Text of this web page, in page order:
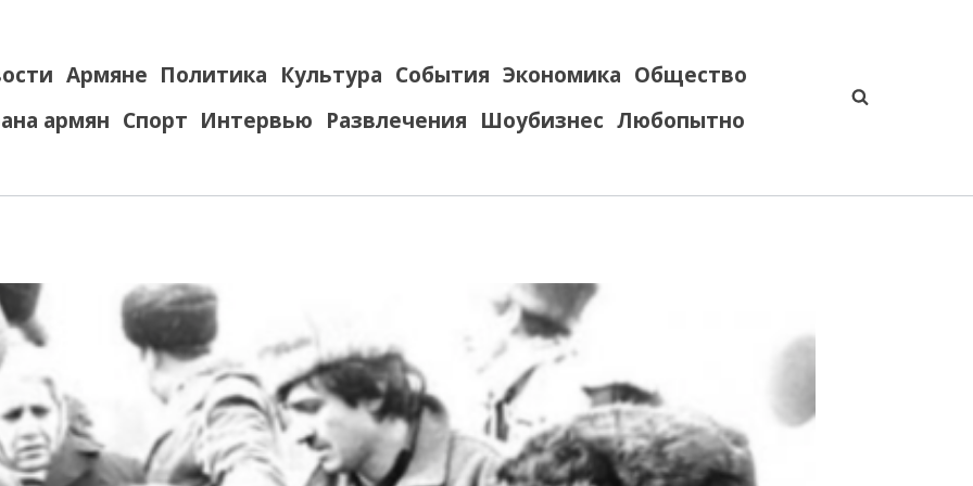
Армяне Политика Культура События Экономика Общество
армян Спорт Интервью Развлечения Шоубизнес Любопытно